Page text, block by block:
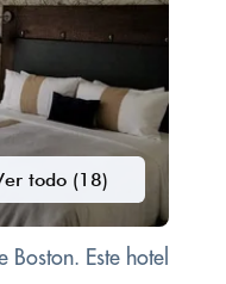
todo (18)
Este hotel